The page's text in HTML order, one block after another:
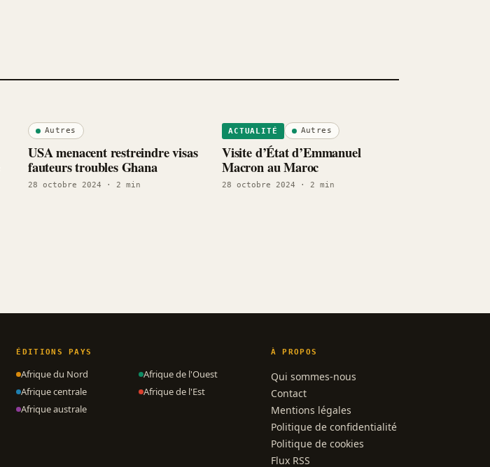
Autres
USA menacent restreindre visas
fauteurs troubles Ghana
28 octobre 2024 · 2 min
ACTUALITÉ Autres
Visite d’État d’Emmanuel
Macron au Maroc
28 octobre 2024 · 2 min
ÉDITIONS PAYS
Afrique du Nord
Afrique de l'Ouest
Afrique centrale
Afrique de l'Est
Afrique australe
À PROPOS
Qui sommes-nous
Contact
Mentions légales
Politique de confidentialité
Politique de cookies
Flux RSS